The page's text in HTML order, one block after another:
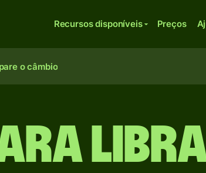
Recursos disponíveis Preços
o câmbio